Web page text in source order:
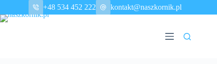
treści
+48 534 452 222 kontakt@naszkornik.pl